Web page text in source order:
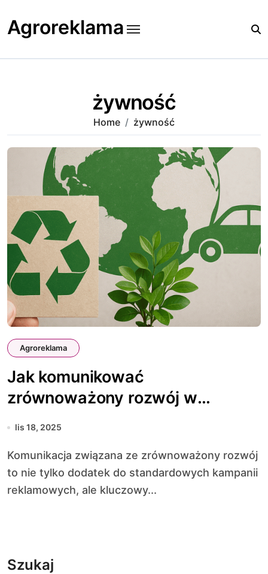
content
Agroreklama
żywność
Home żywność
Agroreklama
Jak komunikować
zrównoważony rozwój w
reklamie
lis 18, 2025
Komunikacja związana ze zrównoważony rozwój
to nie tylko dodatek do standardowych kampanii
reklamowych, ale kluczowy...
Szukaj